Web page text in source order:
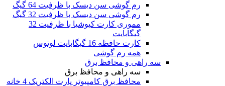
رم گوشی سن دیسک با ظرفیت 64 گیگ
رم گوشی سن دیسک با ظرفیت 32 گیگ
مموری کارت کیوشیا با ظرفیت 32
گیگابایت
کارت حافظه 16 گیگابایت لوتوس
همه رم گوشی
سه راهی و محافظ برق
سه راهی و محافظ برق
محافظ برق کامپیوتر پارت الکتریک 4 خانه